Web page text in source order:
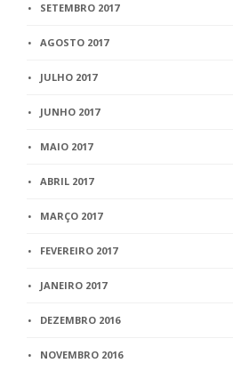
SETEMBRO 2017
AGOSTO 2017
JULHO 2017
JUNHO 2017
MAIO 2017
ABRIL 2017
MARÇO 2017
FEVEREIRO 2017
JANEIRO 2017
DEZEMBRO 2016
NOVEMBRO 2016